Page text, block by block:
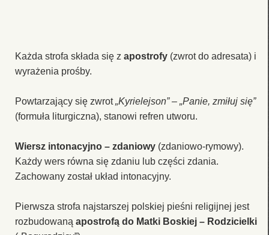
Każda strofa składa się z apostrofy (zwrot do adresata) i
wyrażenia prośby.
Powtarzający się zwrot„Kyrielejson” – „Panie, zmiłuj się”
(formuła liturgiczna), stanowi refren utworu.
Wiersz intonacyjno – zdaniowy (zdaniowo-rymowy).
Każdy wers równa się zdaniu lub części zdania.
Zachowany został układ intonacyjny.
Pierwsza strofa najstarszej polskiej pieśni religijnej jest
rozbudowaną apostrofą do Matki Boskiej – Rodzicielki